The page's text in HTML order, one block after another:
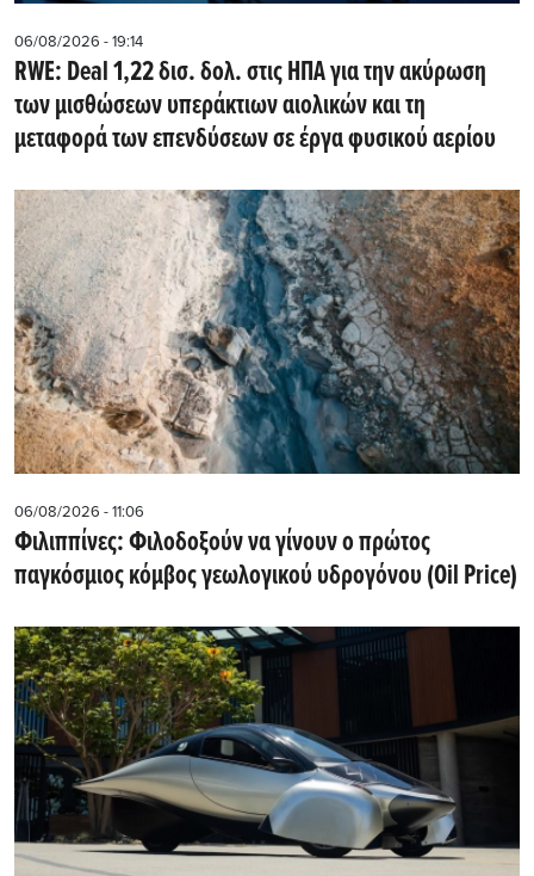
06/08/2026 - 19:14
RWE: Deal 1,22 δισ. δολ. στις ΗΠΑ για την ακύρωση
των μισθώσεων υπεράκτιων αιολικών και τη
μεταφορά των επενδύσεων σε έργα φυσικού αερίου
06/08/2026 - 11:06
Φιλιππίνες: Φιλοδοξούν να γίνουν ο πρώτος
παγκόσμιος κόμβος γεωλογικού υδρογόνου (Oil Price)